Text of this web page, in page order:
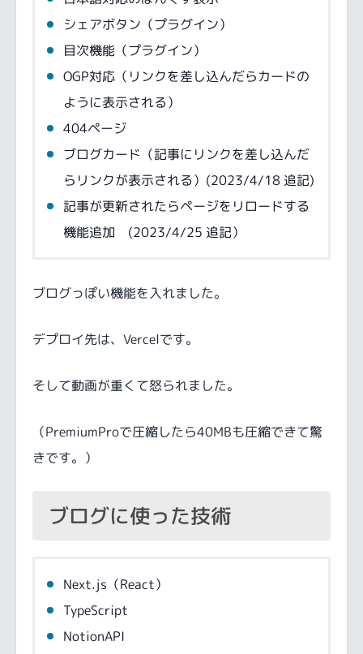
シェアボタン（プラグイン）
目次機能（プラグイン）
OGP対応（リンクを差し込んだらカードの
ように表示される）
404ページ
ブログカード（記事にリンクを差し込んだ
らリンクが表示される）(2023/4/18 追記)
記事が更新されたらページをリロードする
機能追加 (2023/4/25 追記）
ブログっぽい機能を入れました。
デプロイ先は、Vercelです。
そして動画が重くて怒られました。
（PremiumProで圧縮したら40MBも圧縮できて驚
きです。）
ブログに使った技術
Next.js（React）
TypeScript
NotionAPI